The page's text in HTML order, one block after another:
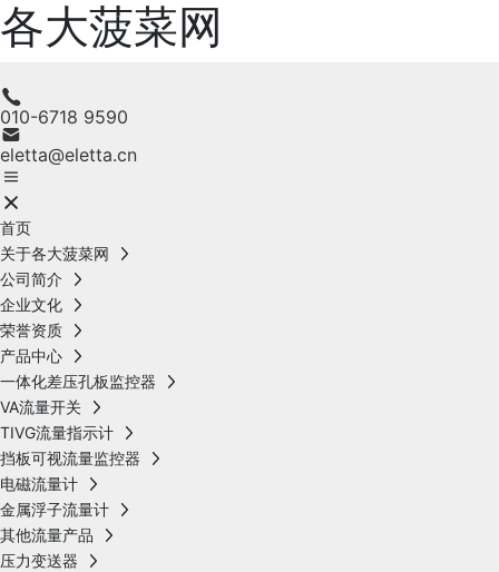
各大菠菜网
010-6718 9590
eletta@eletta.cn
首页
关于各大菠菜网
公司简介
企业文化
荣誉资质
产品中心
一体化差压孔板监控器
VA流量开关
TIVG流量指示计
挡板可视流量监控器
电磁流量计
金属浮子流量计
其他流量产品
压力变送器